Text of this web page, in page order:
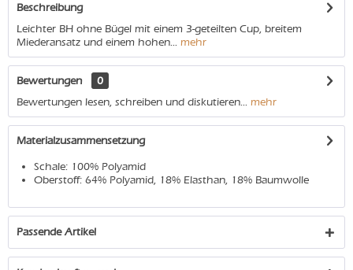
Beschreibung
Leichter BH ohne Bügel mit einem 3-geteilten Cup, breitem
Miederansatz und einem hohen... mehr
Bewertungen
0
Bewertungen lesen, schreiben und diskutieren... mehr
Materialzusammensetzung
Schale: 100% Polyamid
Oberstoff: 64% Polyamid, 18% Elasthan, 18% Baumwolle
Passende Artikel